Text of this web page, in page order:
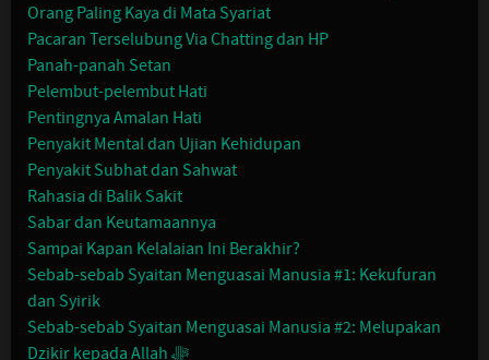
Orang Paling Kaya di Mata Syariat
Pacaran Terselubung Via Chatting dan HP
Panah-panah Setan
Pelembut-pelembut Hati
Pentingnya Amalan Hati
Penyakit Mental dan Ujian Kehidupan
Penyakit Subhat dan Sahwat
Rahasia di Balik Sakit
Sabar dan Keutamaannya
Sampai Kapan Kelalaian Ini Berakhir?
Sebab-sebab Syaitan Menguasai Manusia #1: Kekufuran
dan Syirik
Sebab-sebab Syaitan Menguasai Manusia #2: Melupakan
Dzikir kepada Allah ﷻ